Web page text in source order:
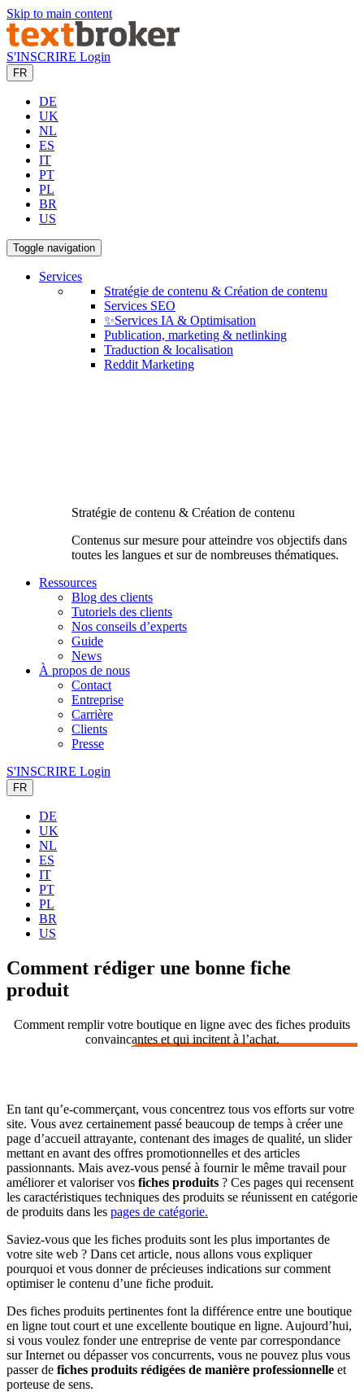
Skip to main content
S'INSCRIRE Login
FR
DE
UK
NL
ES
IT
PT
PL
BR
US
Toggle navigation
Services
Stratégie de contenu & Création de contenu
Services SEO
✨Services IA & Optimisation
Publication, marketing & netlinking
Traduction & localisation
Reddit Marketing
Stratégie de contenu & Création de contenu
Contenus sur mesure pour atteindre vos objectifs dans
toutes les langues et sur de nombreuses thématiques.
Ressources
Blog des clients
Tutoriels des clients
Nos conseils d’experts
Guide
News
À propos de nous
Contact
Entreprise
Carrière
Clients
Presse
S'INSCRIRE Login
FR
DE
UK
NL
ES
IT
PT
PL
BR
US
Comment rédiger une bonne fiche
produit
Comment remplir votre boutique en ligne avec des fiches produits
convaincantes et qui incitent à l’achat.
En tant qu’e-commerçant, vous concentrez tous vos efforts sur votre
site. Vous avez certainement passé beaucoup de temps à créer une
page d’accueil attrayante, contenant des images de qualité, un slider
mettant en avant des offres promotionnelles et des articles
passionnants. Mais avez-vous pensé à fournir le même travail pour
améliorer et valoriser vos fiches produits ? Ces pages qui recensent
les caractéristiques techniques des produits se réunissent en catégorie
de produits dans les pages de catégorie.
Saviez-vous que les fiches produits sont les plus importantes de
votre site web ? Dans cet article, nous allons vous expliquer
pourquoi et vous donner de précieuses indications sur comment
optimiser le contenu d’une fiche produit.
Des fiches produits pertinentes font la différence entre une boutique
en ligne tout court et une excellente boutique en ligne. Aujourd’hui,
si vous voulez fonder une entreprise de vente par correspondance
sur Internet ou dépasser vos concurrents, vous ne pouvez plus vous
passer de fiches produits rédigées de manière professionnelle et
porteuse de sens.